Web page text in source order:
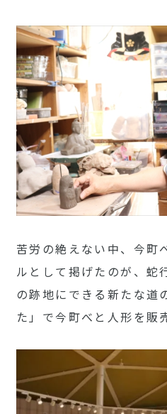
苦労の絶えない中、今町
ルとして掲げたのが、蛇
の跡地にできる新たな道
た」で今町べと人形を販